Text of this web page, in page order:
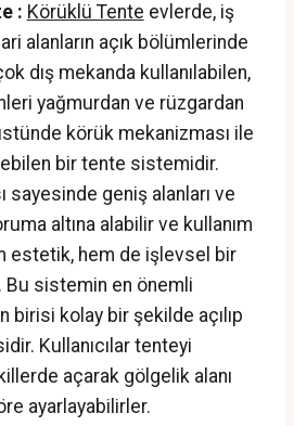
: Körüklü Tente evlerde, iş
alanların açık bölümlerinde
dış mekanda kullanılabilen,
yağmurdan ve rüzgardan
körük mekanizması ile
bir tente sistemidir.
sayesinde geniş alanları ve
altına alabilir ve kullanım
estetik, hem de işlevsel bir
Bu sistemin en önemli
birisi kolay bir şekilde açılıp
Kullanıcılar tenteyi
açarak gölgelik alanı
ayarlayabilirler.